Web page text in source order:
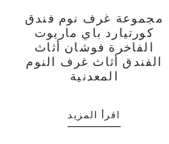
مجموعة غرف نوم فندق
كورتيارد باي ماريوت
الفاخرة فوشان أثاث
الفندق أثاث غرف النوم
المعدنية
اقرأ المزيد